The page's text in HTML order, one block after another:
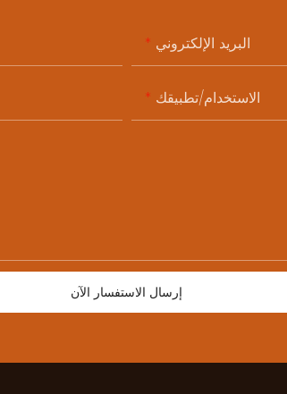
البريد الإلكتروني
الاستخدام/تطبيقك
إرسال الاستفسار الآن